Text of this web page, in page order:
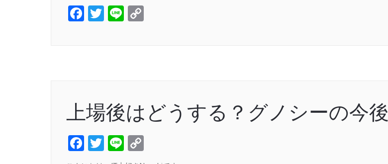
Facebook
Twitter
Line
上場後はどうする？グノシーの今後
Facebook
Twitter
Line
Link